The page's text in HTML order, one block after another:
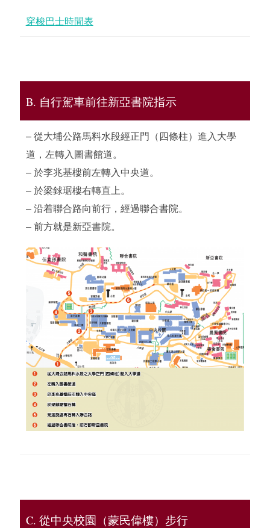
穿梭巴士時間表
B. 自行駕車前往新亞書院指示
– 從大埔公路馬料水段經正門（四條柱）進入大學
道，左轉入圖書館道。
– 於李兆基樓前左轉入中央道。
– 於梁銶琚樓右轉直上。
– 沿着聯合路向前行，經過聯合書院。
– 前方就是新亞書院。
C. 從中央校園（蒙民偉樓）步行